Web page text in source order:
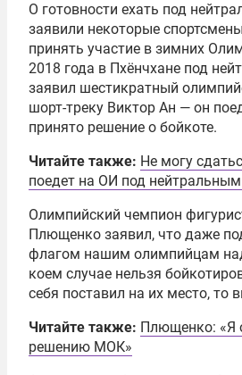
О готовности ехать под
заявили некоторые
принять участие в зимних
2018 года в Пхёнчхане под
заявил шестикратный
шорт-треку Виктор Ан — он
принято решение о бойкоте.
Читайте также: Не могу
поедет на ОИ под
Олимпийский чемпион
Плющенко заявил, что даже
флагом нашим олимпийцам
коем случае нельзя
себя поставил на их место, то
Читайте также: Плющенко: «Я
решению МОК»